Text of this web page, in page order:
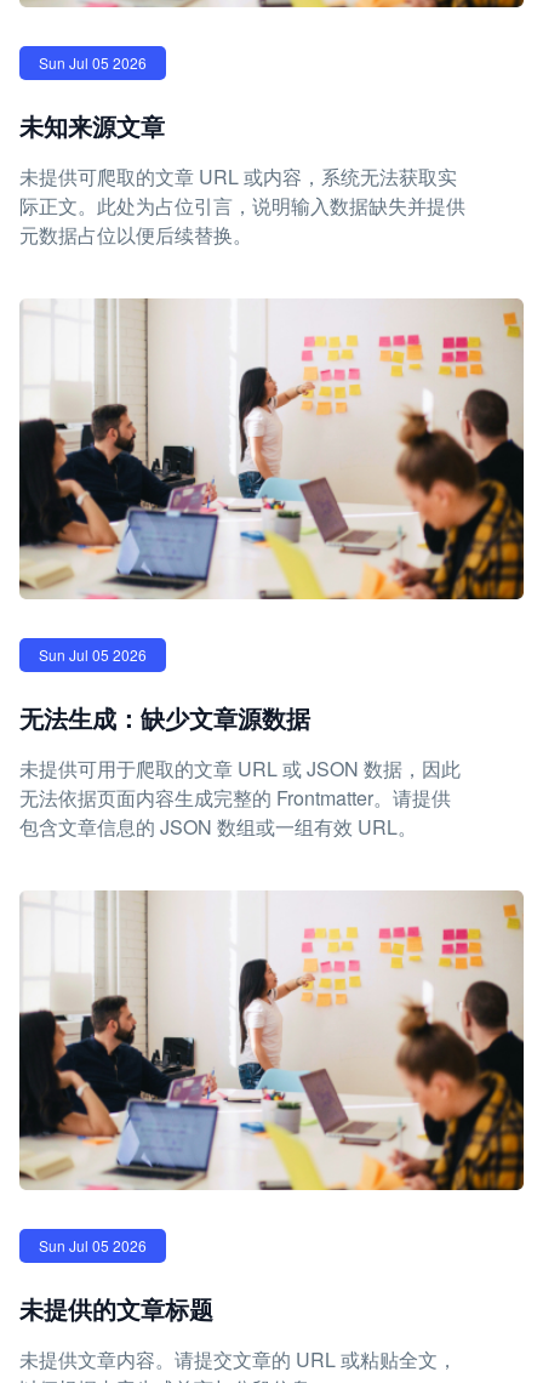
Sun Jul 05 2026
未知来源文章
未提供可爬取的文章 URL 或内容，系统无法获取实
际正文。此处为占位引言，说明输入数据缺失并提供
元数据占位以便后续替换。
Sun Jul 05 2026
无法生成：缺少文章源数据
未提供可用于爬取的文章 URL 或 JSON 数据，因此
无法依据页面内容生成完整的 Frontmatter。请提供
包含文章信息的 JSON 数组或一组有效 URL。
Sun Jul 05 2026
未提供的文章标题
未提供文章内容。请提交文章的 URL 或粘贴全文，